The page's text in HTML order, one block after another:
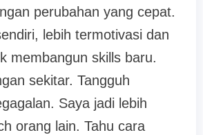
perubahan yang cepat.
lebih termotivasi dan
membangun skills baru.
sekitar. Tangguh
Saya jadi lebih
orang lain. Tahu cara